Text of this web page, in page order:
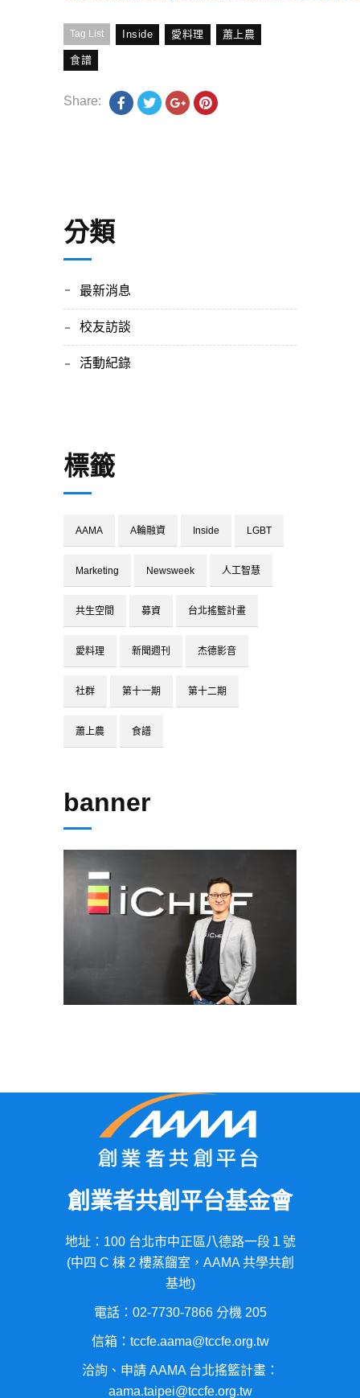
Tag List Inside 愛料理 蕭上農
食譜
Share:
分類
最新消息
校友訪談
活動紀錄
標籤
AAMA A輪融資 Inside LGBT
Marketing Newsweek 人工智慧
共生空間 募資 台北搖籃計畫
愛料理 新聞週刊 杰德影音
社群 第十一期 第十二期
蕭上農 食譜
banner
創業者共創平台基金會
地址：100 台北市中正區八德路一段１號
(中四 C 棟 2 樓蒸餾室，AAMA 共學共創
基地)
電話：02-7730-7866 分機 205
信箱：tccfe.aama@tccfe.org.tw
洽詢、申請 AAMA 台北搖籃計畫：
aama.taipei@tccfe.org.tw